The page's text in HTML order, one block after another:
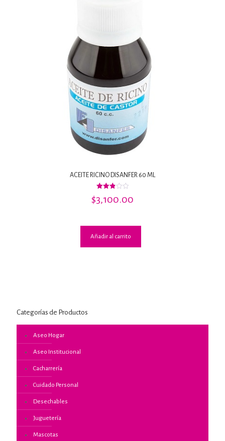
ACEITE RICINO DISANFER 60 ML
con
$3,100.00
Añadir al carrito
Categorías de Productos
Aseo Hogar
Aseo Institucional
Cacharrería
Cuidado Personal
Desechables
Juguetería
Mascotas